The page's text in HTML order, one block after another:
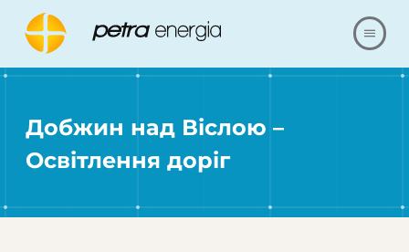
Добжин над Віслою –
Освітлення доріг